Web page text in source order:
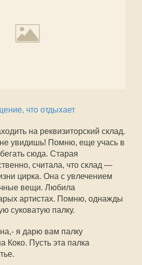
что отдыхает
на реквизиторский склад.
не увидишь! Помню, еще учась в
сюда. Старая
считала, что склад —
цирка. Она с увлечением
вещи. Любила
артистах. Помню, однажды
суковатую палку.
я дарю вам палку
Коко. Пусть эта палка